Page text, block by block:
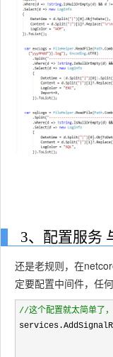
3、配置服务
还是老规则，在
定要配置中间件，任
//这个配置就太简单了